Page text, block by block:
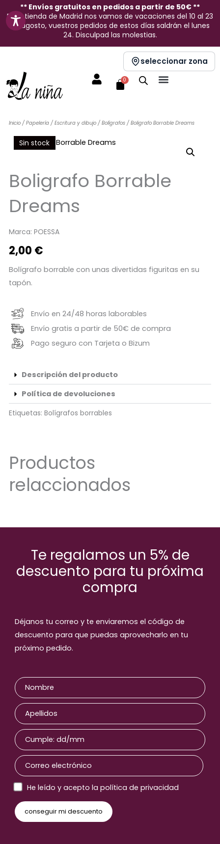
contenido
** Envíos gratuitos en pedidos a partir de 50€ **
En la tienda de Madrid nos vamos de vacaciones del 10 al 23
de agosto, vuestros pedidos de estos días saldrán el lunes
24. Disculpad las molestias.
seleccionar zona
0
Carrito
Inicio/ Papelería/ Escritura y dibujo/ Bolígrafos/ Boligrafo Borrable Dreams
Sin stock
Boligrafo Borrable
Dreams
Marca: POESSA
2,00 €
Bolígrafo borrable con unas divertidas figuritas en su
tapón.
Envío en 24/48 horas laborables
Envío gratis a partir de 50€ de compra
Pago seguro con Tarjeta o Bizum
Descripción del producto
Política de devoluciones
Etiquetas: Bolígrafos borrables
Productos
relaccionados
Te regalamos un 5% de
descuento para tu próxima
compra
Déjanos tu correo y te enviaremos el código de
descuento para que puedas aprovecharlo en tu
próximo pedido.
He leído y acepto la política de privacidad